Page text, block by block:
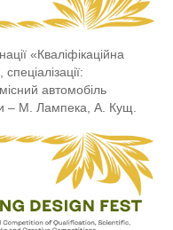
«Кваліфікаційна
автомобіль
– М. Лампека, А. Кущ.